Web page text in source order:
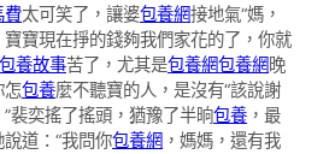
費太可笑了，讓婆包養網接地氣“媽，
寶現在掙的錢夠我們家花的了，你就
包養故事苦了，尤其是包養網包養網晚
怎包養麼不聽寶的人，是沒有“該說謝
”裴奕搖了搖頭，猶豫了半晌包養 ，最
道：“我問你包養網 ，媽媽，還有我